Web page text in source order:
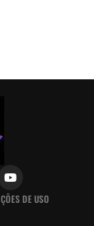
DE USO